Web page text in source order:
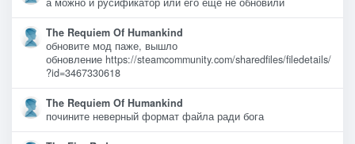
The Requiem Of Humankind
обновите мод паже, вышло
обновление https://steamcommunity.com/sharedfiles/filedetails/
?id=3467330618
The Requiem Of Humankind
почините неверный формат файла ради бога